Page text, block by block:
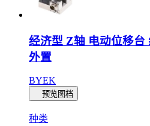
经济型 Z轴 电动位移台
外置
BYEK
预览图档
种类